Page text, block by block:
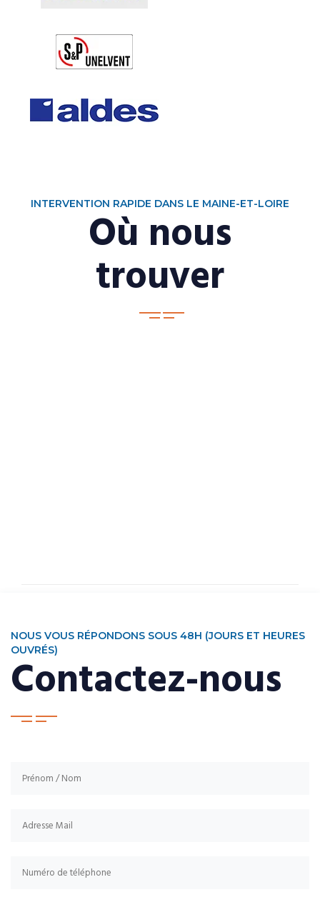
INTERVENTION RAPIDE DANS LE MAINE-ET-LOIRE
Où nous
trouver
NOUS VOUS RÉPONDONS SOUS 48H (JOURS ET HEURES
OUVRÉS)
Contactez-nous